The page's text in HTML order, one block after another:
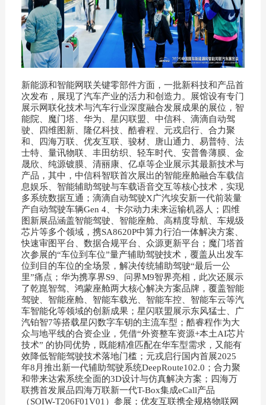
新能源和智能网联关键零部件方面，一批新科技和产品首
次发布，展现了汽车产业的活力和创造力。展馆设有专门
展示网联化技术与汽车行业深度融合发展成果的展位，智
能院、魔门塔、华为、星闪联盟、中信科、滴滴自动驾
驶、四维图新、隆亿科技、酷睿程、元戎启行、合力聚
和、四海万联、优友互联、骏材、唐山通力、易普特、法
士特、量讯物联、丰田纺织、轻车时代、安普鲁薄膜、金
晟欣、纯源镀膜、清丽康、亿卓等企业展示其最新技术与
产品，其中，中信科智联首次展出的智能座舱融合车载信
息娱乐、智能辅助驾驶与车载语音交互等核心技术，实现
多系统数据互通；滴滴自动驾驶X广汽埃安新一代前装量
产自动驾驶车辆Gen 4、卡尔动力未来运输机器人；四维
图新展品涵盖智能驾驶、智能座舱、高精度导航、车规级
芯片等多个领域，携SA8620P中算力行泊一体解决方案、
快速审图平台、数据合规平台、众源更新平台；魔门塔首
次参展的“车位到车位”量产辅助驾驶技术，覆盖从出发车
位到目的车位的全场景，解决传统辅助驾驶“最后一公
里”痛点；华为携享界S9、问界M9智界亮相，此次还展示
了乾崑智驾、鸿蒙座舱两大核心解决方案品牌，覆盖智能
驾驶、智能座舱、智能车载光、智能车控、智能车云等汽
车智能化等领域的创新成果；星闪联盟展示东风猛士、广
汽铂智7等搭载星闪数字车钥的主流车型；酷睿程作为大
众与地平线的合资企业，凭借“外资整车资源+本土AI芯片
技术” 的协同优势，既能精准匹配在华车型需求，又能有
效降低智能驾驶技术落地门槛；元戎启行国内首展2025
年8月推出新一代辅助驾驶系统DeepRoute102.0；合力聚
和带来达索系统全面的3D设计与仿真解决方案；四海万
联携首发展品四海万联新一代T-Box集成eCall产品
（SOIW-T206F01V01）参展；优友互联携全规格物联网